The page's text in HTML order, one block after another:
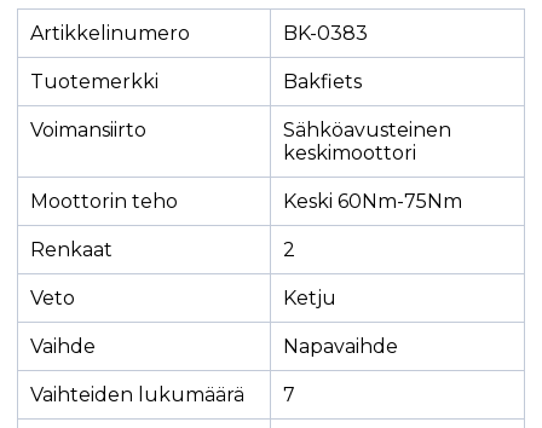
Artikkelinumero BK-0383
Tuotemerkki Bakfiets
Voimansiirto
Sähköavusteinen
keskimoottori
Moottorin teho Keski 60Nm-75Nm
Renkaat 2
Veto Ketju
Vaihde Napavaihde
Vaihteiden lukumäärä 7